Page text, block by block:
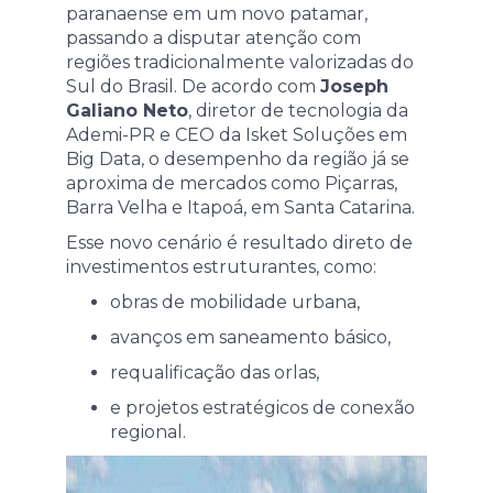
paranaense em um novo patamar,
passando a disputar atenção com
regiões tradicionalmente valorizadas do
Sul do Brasil. De acordo com Joseph
Galiano Neto, diretor de tecnologia da
Ademi-PR e CEO da Isket Soluções em
Big Data, o desempenho da região já se
aproxima de mercados como Piçarras,
Barra Velha e Itapoá, em Santa Catarina.
Esse novo cenário é resultado direto de
investimentos estruturantes, como:
obras de mobilidade urbana,
avanços em saneamento básico,
requalificação das orlas,
e projetos estratégicos de conexão
regional.